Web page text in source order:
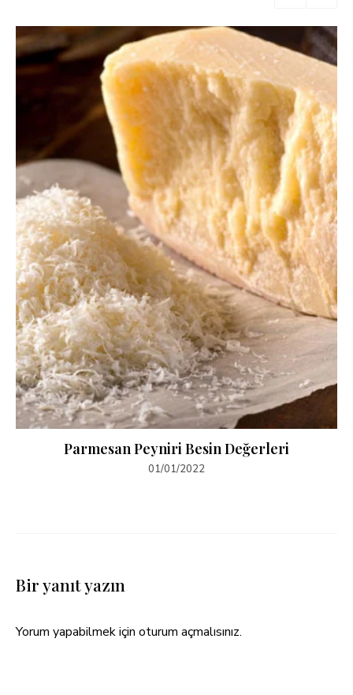
Parmesan Peyniri Besin Değerleri
01/01/2022
Bir yanıt yazın
Yorum yapabilmek için oturum açmalısınız.